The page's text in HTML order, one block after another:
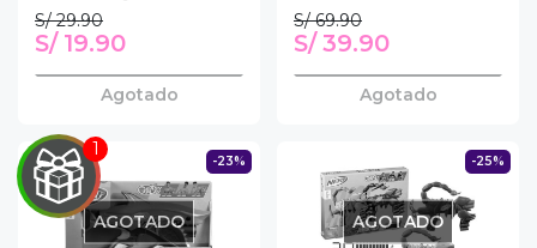
S/ 29.90
S/ 19.90
Agotado
S/ 69.90
S/ 39.90
Agotado
-23%
AGOTADO
-25%
AGOTADO